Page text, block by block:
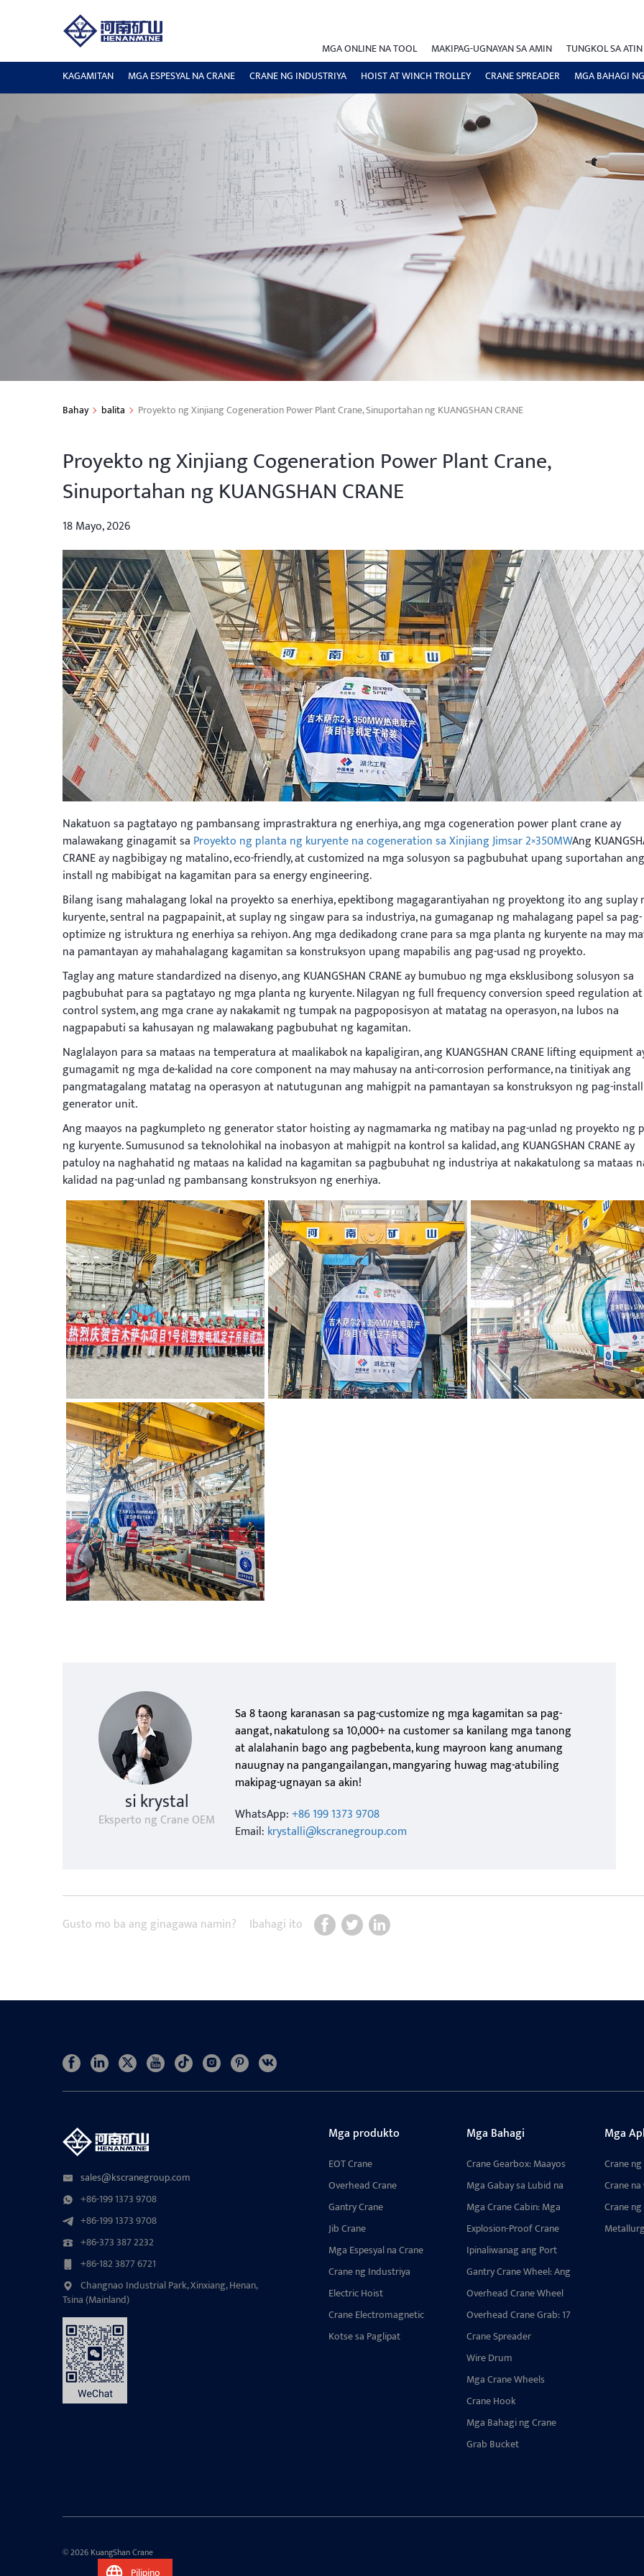
MGA ONLINE NA TOOL MAKIPAG-UGNAYAN SA AMIN TUNGKOL SA ATIN
KAGAMITAN
MGA ESPESYAL NA CRANE CRANE NG INDUSTRIYA HOIST AT WINCH TROLLEY CRANE SPREADER MGA BAHAGI
Bahay balita Proyekto ng Xinjiang Cogeneration Power Plant Crane, Sinuportahan ng KUANGSHAN CRANE
Proyekto ng Xinjiang Cogeneration Power Plant Crane,
Sinuportahan ng KUANGSHAN CRANE
18 Mayo, 2026
Nakatuon sa pagtatayo ng pambansang imprastraktura ng enerhiya, ang mga cogeneration power plant crane ay
malawakang ginagamit sa Proyekto ng planta ng kuryente na cogeneration sa Xinjiang Jimsar 2×350MWAng
CRANE ay nagbibigay ng matalino, eco-friendly, at customized na mga solusyon sa pagbubuhat upang suportahan
install ng mabibigat na kagamitan para sa energy engineering.
Bilang isang mahalagang lokal na proyekto sa enerhiya, epektibong magagarantiyahan ng proyektong ito ang suplay
kuryente, sentral na pagpapainit, at suplay ng singaw para sa industriya, na gumaganap ng mahalagang papel sa pag-
optimize ng istruktura ng enerhiya sa rehiyon. Ang mga dedikadong crane para sa mga planta ng kuryente na may
na pamantayan ay mahahalagang kagamitan sa konstruksyon upang mapabilis ang pag-usad ng proyekto.
Taglay ang mature standardized na disenyo, ang KUANGSHAN CRANE ay bumubuo ng mga eksklusibong solusyon sa
pagbubuhat para sa pagtatayo ng mga planta ng kuryente. Nilagyan ng full frequency conversion speed regulation at
control system, ang mga crane ay nakakamit ng tumpak na pagpoposisyon at matatag na operasyon, na lubos na
nagpapabuti sa kahusayan ng malawakang pagbubuhat ng kagamitan.
Naglalayon para sa mataas na temperatura at maalikabok na kapaligiran, ang KUANGSHAN CRANE lifting equipment
gumagamit ng mga de-kalidad na core component na may mahusay na anti-corrosion performance, na tinitiyak ang
pangmatagalang matatag na operasyon at natutugunan ang mahigpit na pamantayan sa konstruksyon ng pag-
generator unit.
Ang maayos na pagkumpleto ng generator stator hoisting ay nagmamarka ng matibay na pag-unlad ng proyekto ng
ng kuryente. Sumusunod sa teknolohikal na inobasyon at mahigpit na kontrol sa kalidad, ang KUANGSHAN CRANE ay
patuloy na naghahatid ng mataas na kalidad na kagamitan sa pagbubuhat ng industriya at nakakatulong sa mataas
kalidad na pag-unlad ng pambansang konstruksyon ng enerhiya.
si krystal
Eksperto ng Crane OEM
Sa 8 taong karanasan sa pag-customize ng mga kagamitan sa pag-
aangat, nakatulong sa 10,000+ na customer sa kanilang mga tanong
at alalahanin bago ang pagbebenta, kung mayroon kang anumang
nauugnay na pangangailangan, mangyaring huwag mag-atubiling
makipag-ugnayan sa akin!
WhatsApp:+86 199 1373 9708
Email: krystalli@kscranegroup.com
Gusto mo ba ang ginagawa namin? Ibahagi ito
sales@kscranegroup.com
+86-199 1373 9708
+86-199 1373 9708
+86-373 387 2232
+86-182 3877 6721
Changnao Industrial Park, Xinxiang, Henan,
Tsina (Mainland)
Mga produkto
EOT Crane
Overhead Crane
Gantry Crane
Jib Crane
Mga Espesyal na Crane
Crane ng Industriya
Electric Hoist
Crane Electromagnetic
Lifting Magnets
Kotse sa Paglipat
Mga Bahagi
Crane Gearbox: Maayos
na Transmisyon, Mataas
na Kapasidad ng
Pagkarga, Tugma sa
Multi-Mekanismo
Mga Gabay sa Lubid na
De-kuryenteng Hoist:
Multi-Configuration na
Anti-Tangling Device
Mga Crane Cabin: Mga
Bahaging Ginawa Gamit
ang Pasadyang Inhinyero
para sa mga Operasyon
ng Pag-angat ng Crane na
May Tumpak na
Katumpakan
Explosion-Proof Crane
Wheel para sa
Mapanganib na
Kapaligiran: Matibay at
Ligtas na Disenyo
Ipinaliwanag ang Port
Crane Wheel Block
Assembly: Istraktura,
Mga Uri, at Gabay sa
Pagpili para sa Port
Cranes
Gantry Crane Wheel: Ang
Pinakamahusay na Gabay
sa Mga Uri, Application, at
High-Performance Wheel
Assemblies
Overhead Crane Wheel
Block Assembly:
Maaasahan, Nako-
customize, at Built to Last
Overhead Crane Grab: 17
Espesyal na Disenyo para
sa Maramihang
Paghawak sa Mga Port,
Steel Mills, at Waste Yard
Crane Spreader
Wire Drum
Mga Crane Wheels
Crane Hook
Mga Bahagi ng Crane
Grab Bucket
Mga
Crane
Crane
Crane
© 2026 KuangShan Crane